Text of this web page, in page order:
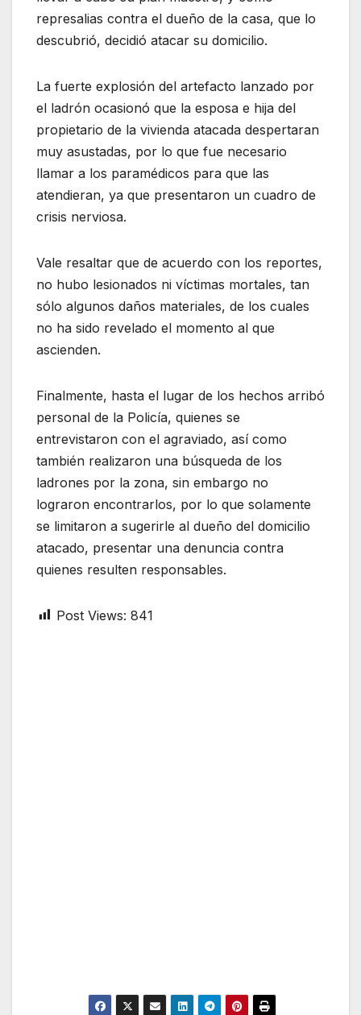
represalias contra el dueño de la casa, que lo
descubrió, decidió atacar su domicilio.
La fuerte explosión del artefacto lanzado por
el ladrón ocasionó que la esposa e hija del
propietario de la vivienda atacada despertaran
muy asustadas, por lo que fue necesario
llamar a los paramédicos para que las
atendieran, ya que presentaron un cuadro de
crisis nerviosa.
Vale resaltar que de acuerdo con los reportes,
no hubo lesionados ni víctimas mortales, tan
sólo algunos daños materiales, de los cuales
no ha sido revelado el momento al que
ascienden.
Finalmente, hasta el lugar de los hechos arribó
personal de la Policía, quienes se
entrevistaron con el agraviado, así como
también realizaron una búsqueda de los
ladrones por la zona, sin embargo no
lograron encontrarlos, por lo que solamente
se limitaron a sugerirle al dueño del domicilio
atacado, presentar una denuncia contra
quienes resulten responsables.
Post Views: 841